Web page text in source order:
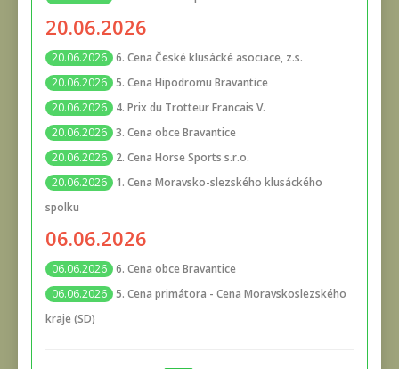
20.06.2026
20.06.2026 6. Cena České klusácké asociace, z.s.
20.06.2026 5. Cena Hipodromu Bravantice
20.06.2026
4. Prix du Trotteur Francais V.
20.06.2026 3. Cena obce Bravantice
20.06.2026
2. Cena Horse Sports s.r.o.
20.06.2026
1. Cena Moravsko-slezského klusáckého
spolku
06.06.2026
06.06.2026 6. Cena obce Bravantice
06.06.2026 5. Cena primátora - Cena Moravskoslezského
kraje (SD)